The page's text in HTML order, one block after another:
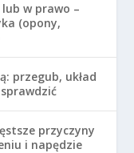
w prawo –
(opony,
przegub, układ
przyczyny
i napędzie